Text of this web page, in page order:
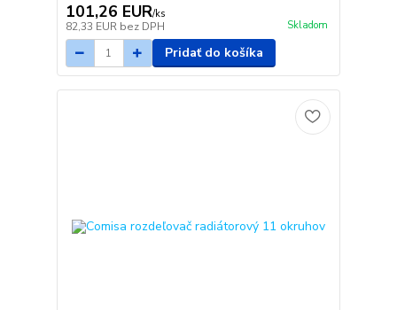
101,26 EUR/ks
82,33 EUR bez DPH Skladom
Pridať do košíka